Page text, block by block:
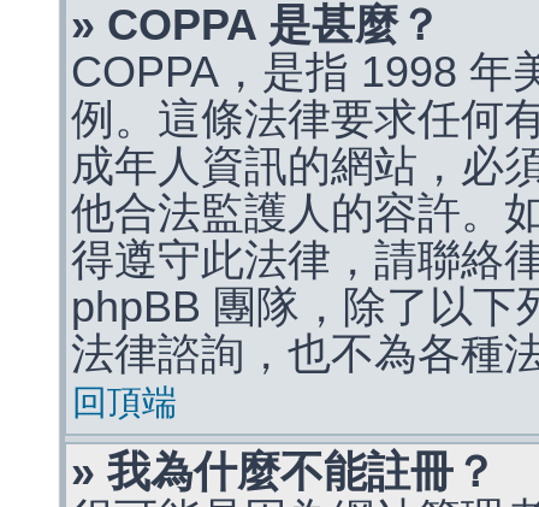
» COPPA 是甚麼？
COPPA，是指 1998 年
例。這條法律要求任何
成年人資訊的網站，必
他合法監護人的容許。
得遵守此法律，請聯絡
phpBB 團隊，除了以下
法律諮詢，也不為各種
回頂端
» 我為什麼不能註冊？